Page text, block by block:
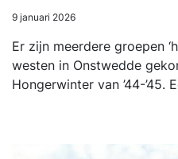
9 januari 2026
Er zijn meerdere groepen
westen in Onstwedde
Hongerwinter van ’44-’45.